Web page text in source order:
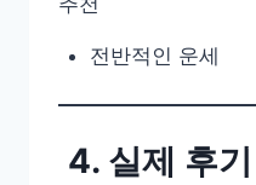
전반적인 운세
4. 실제 후